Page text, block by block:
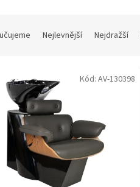
Nejlevnější Nejdražší
Kód: AV-130398